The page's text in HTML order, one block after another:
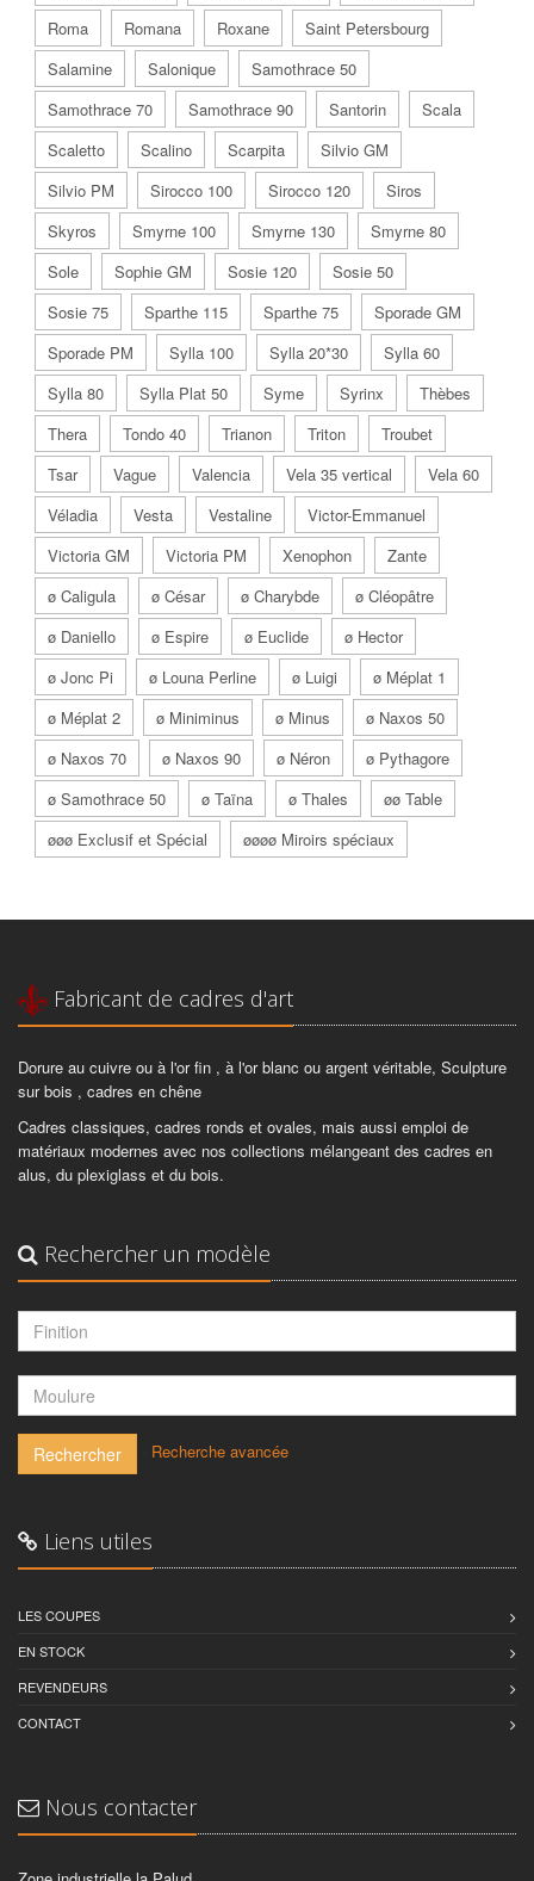
Roma
Romana Roxane
Saint Petersbourg
Salamine
Salonique
Samothrace 50
Samothrace 70
Samothrace 90 Santorin
Scala
Scaletto
Scalino Scarpita
Silvio GM
Silvio PM
Sirocco 100 Sirocco 120
Siros
Skyros
Smyrne 100 Smyrne 130
Smyrne 80
Sole
Sophie GM Sosie 120
Sosie 50
Sosie 75
Sparthe 115 Sparthe 75
Sporade GM
Sporade PM
Sylla 100 Sylla 20*30
Sylla 60
Sylla 80
Sylla Plat 50 Syme Syrinx
Thèbes
Thera
Tondo 40 Trianon Triton
Troubet
Tsar
Vague Valencia Vela 35 vertical
Vela 60
Véladia
Vesta Vestaline
Victor-Emmanuel
Victoria GM
Victoria PM Xenophon
Zante
ø Caligula
ø César ø Charybde
ø Cléopâtre
ø Daniello
ø Espire ø Euclide
ø Hector
ø Jonc Pi
ø Louna Perline ø Luigi
ø Méplat 1
ø Méplat 2
ø Miniminus ø Minus
ø Naxos 50
ø Naxos 70
ø Naxos 90 ø Néron
ø Pythagore
ø Samothrace 50
ø Taïna ø Thales
øø Table
øøø Exclusif et Spécial
øøøø Miroirs spéciaux
Fabricant de cadres d'art
Dorure au cuivre ou à l'or fin , à l'or blanc ou argent véritable, Sculpture
sur bois , cadres en chêne
Cadres classiques, cadres ronds et ovales, mais aussi emploi de
matériaux modernes avec nos collections mélangeant des cadres en
alus, du plexiglass et du bois.
Rechercher un modèle
Rechercher Recherche avancée
Liens utiles
LES COUPES
EN STOCK
REVENDEURS
CONTACT
Nous contacter